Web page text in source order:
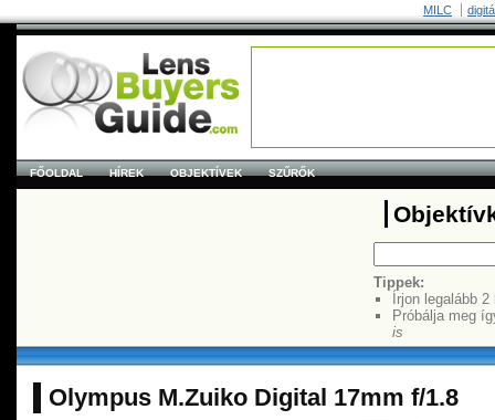
MILC
FŐOLDAL HÍREK OBJEKTÍVEK SZŰRŐK
Tippek:
Írjon legalább
Próbálja meg
is
Olympus M.Zuiko Digital 17mm f/1.8